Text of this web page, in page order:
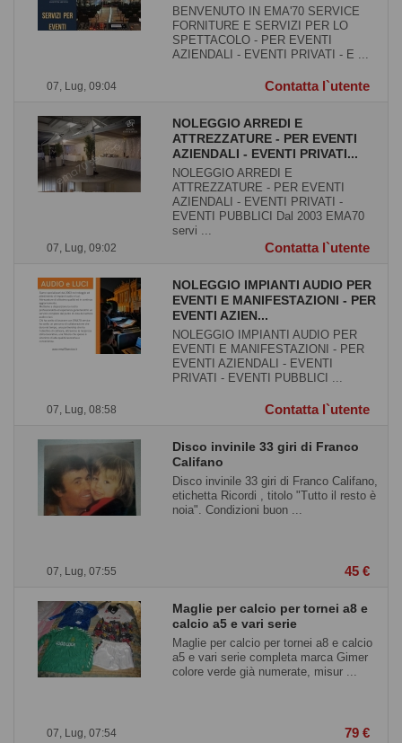
07, Lug, 09:04
BENVENUTO IN EMA'70 SERVICE
FORNITURE E SERVIZI PER LO
SPETTACOLO - PER EVENTI
AZIENDALI - EVENTI PRIVATI - E ...
Contatta l`utente
07, Lug, 09:02
NOLEGGIO ARREDI E
ATTREZZATURE - PER EVENTI
AZIENDALI - EVENTI PRIVATI...
NOLEGGIO ARREDI E
ATTREZZATURE - PER EVENTI
AZIENDALI - EVENTI PRIVATI -
EVENTI PUBBLICI Dal 2003 EMA70
servi ...
Contatta l`utente
07, Lug, 08:58
NOLEGGIO IMPIANTI AUDIO PER
EVENTI E MANIFESTAZIONI - PER
EVENTI AZIEN...
NOLEGGIO IMPIANTI AUDIO PER
EVENTI E MANIFESTAZIONI - PER
EVENTI AZIENDALI - EVENTI
PRIVATI - EVENTI PUBBLICI ...
Contatta l`utente
07, Lug, 07:55
Disco invinile 33 giri di Franco
Califano
Disco invinile 33 giri di Franco Califano,
etichetta Ricordi , titolo "Tutto il resto è
noia". Condizioni buon ...
45 €
07, Lug, 07:54
Maglie per calcio per tornei a8 e
calcio a5 e vari serie
Maglie per calcio per tornei a8 e calcio
a5 e vari serie completa marca Gimer
colore verde già numerate, misur ...
79 €